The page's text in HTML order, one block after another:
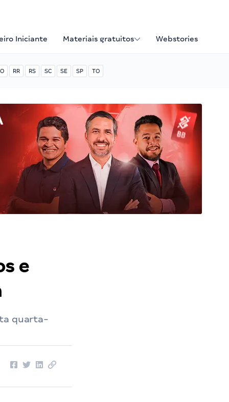
Iniciante Materiais gratuitos Webstories
RR RS SC SE SP TO
e
quarta-